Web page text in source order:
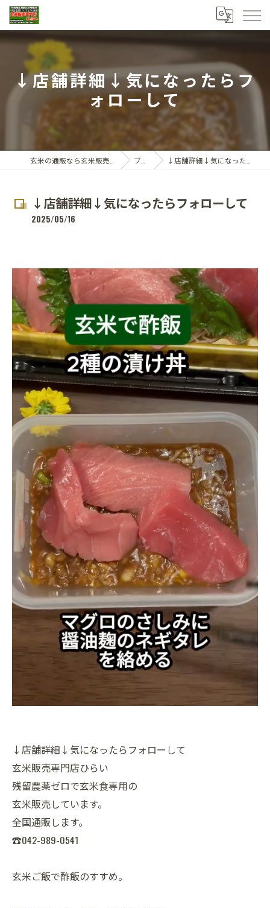
↓店舗詳細↓気になったらフ
ォローして
ブログ ↓店舗詳細↓気になったらフォローして
↓店舗詳細↓気になったらフォローして
2025/05/16
↓店舗詳細↓気になったらフォローして
玄米販売専門店ひらい
残留農薬ゼロで玄米食専用の
玄米販売しています。
全国通販します。
☎042-989-0541
玄米ご飯で酢飯のすすめ。